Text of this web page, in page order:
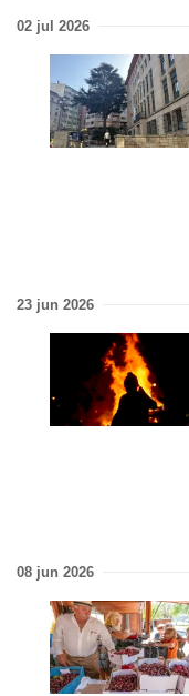
02 jul 2026
23 jun 2026
08 jun 2026